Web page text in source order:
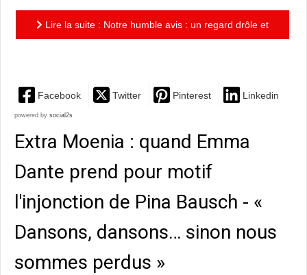
Lire la suite : Notre humble avis : un regard drôle et
Facebook Twitter Pinterest Linkedin
powered by social2s
Extra Moenia : quand Emma
Dante prend pour motif
l'injonction de Pina Bausch - «
Dansons, dansons… sinon nous
sommes perdus »